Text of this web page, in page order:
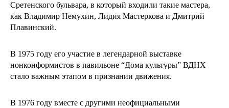
Сретенского бульвара, в который входили такие мастера,
как Владимир Немухин, Лидия Мастеркова и Дмитрий
Плавинский.
В 1975 году его участие в легендарной выставке
нонконформистов в павильоне “Дома культуры” ВДНХ
стало важным этапом в признании движения.
В 1976 году вместе с другими неофициальными